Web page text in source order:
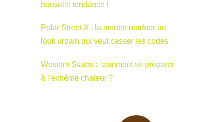
nouvelle tendance !
Polar Street X : la montre outdoor au
look urbain qui veut casser les codes
Western States : comment se préparer
à l’extrême chaleur ?